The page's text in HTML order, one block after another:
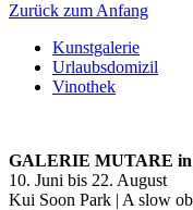
Zurück zum Anfang
Kunstgalerie
Urlaubsdomizil
Vinothek
GALERIE MUTARE
10. Juni bis 22. August
Kui Soon Park | A slow